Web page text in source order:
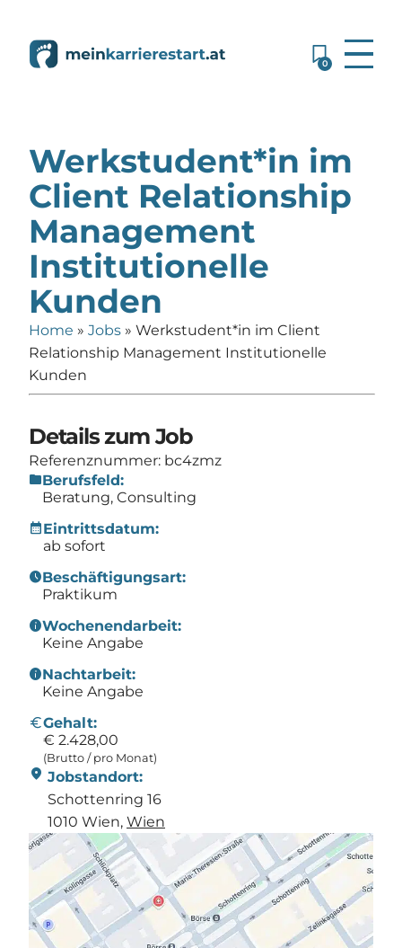
0
Werkstudent*in im
Client Relationship
Management
Institutionelle
Kunden
Home » Jobs » Werkstudent*in im Client
Relationship Management Institutionelle
Kunden
Details zum Job
Referenznummer: bc4zmz
folderBerufsfeld:
Beratung, Consulting
calendar_monthEintrittsdatum:
ab sofort
scheduleBeschäftigungsart:
Praktikum
infoWochenendarbeit:
Keine Angabe
infoNachtarbeit:
Keine Angabe
EuroGehalt:
€ 2.428,00
(Brutto / pro Monat)
location_on Jobstandort:
Schottenring 16
1010 Wien, Wien